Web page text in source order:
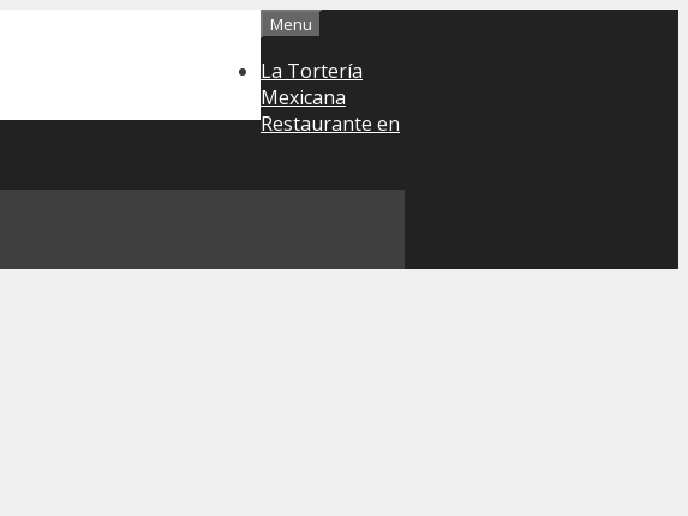
Menu
La Tortería
Mexicana
Restaurante en